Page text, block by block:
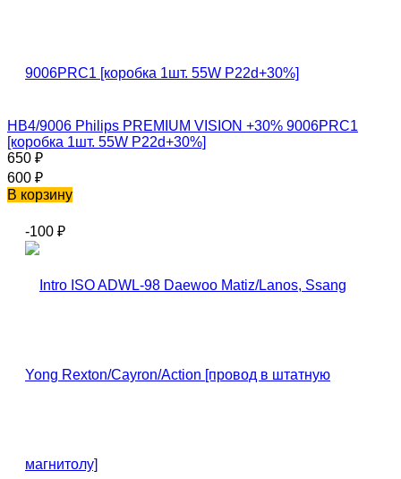
HB4/9006 Philips PREMIUM VISION +30% 9006PRC1
[коробка 1шт. 55W P22d+30%]
650 ₽
600 ₽
В корзину
-100 ₽